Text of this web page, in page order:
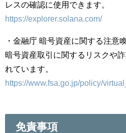
レスの確認に使用できます。
https://explorer.solana.com/
・ 金融庁 暗号資産に関する注意
暗号資産取引に関するリスクや
れています。
https://www.fsa.go.jp/policy/
免責事項